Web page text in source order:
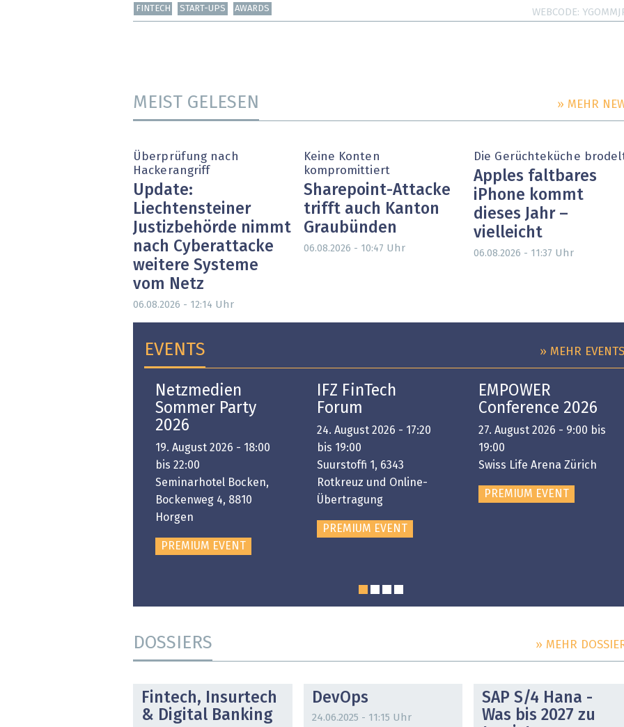
FINTECH START-UPS AWARDS WEBCODE
MEIST GELESEN » MEHR
Überprüfung nach
Hackerangriff
Update:
Liechtensteiner
Justizbehörde nimmt
nach Cyberattacke
weitere Systeme
vom Netz
06.08.2026 - 12:14 Uhr
Keine Konten
kompromittiert
Sharepoint-Attacke
trifft auch Kanton
Graubünden
06.08.2026 - 10:47 Uhr
Die Gerüchteküche
Apples faltbares
iPhone kommt
dieses Jahr –
vielleicht
06.08.2026 - 11:37 Uhr
EVENTS » MEHR
Netzmedien
Sommer Party
2026
19. August 2026 - 18:00
bis 22:00
Seminarhotel Bocken,
Bockenweg 4, 8810
Horgen
PREMIUM EVENT
IFZ FinTech
Forum
24. August 2026 - 17:20
bis 19:00
Suurstoffi 1, 6343
Rotkreuz und Online-
Übertragung
PREMIUM EVENT
EMPOWER
Conference 2026
27. August 2026 - 9:00 bis
19:00
Swiss Life Arena Zürich
PREMIUM EVENT
DOSSIERS » MEHR
Fintech, Insurtech
& Digital Banking
DevOps
24.06.2025 - 11:15 Uhr
SAP S/4 Hana -
Was bis 2027 zu